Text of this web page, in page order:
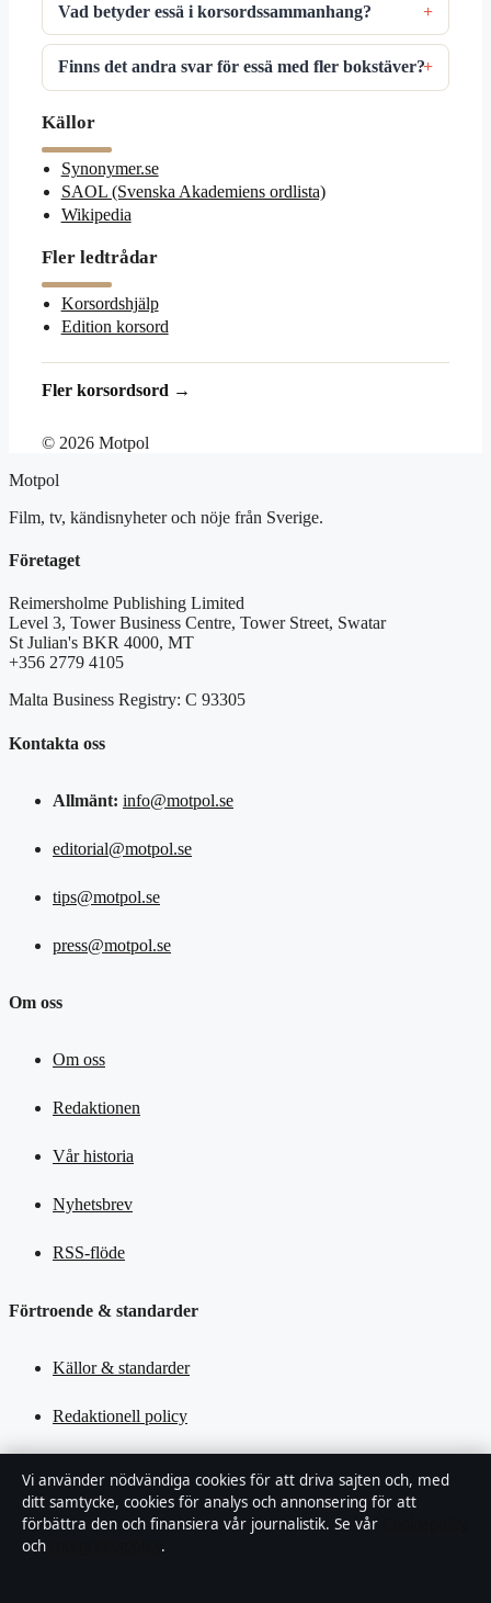
Vad betyder essä i korsordssammanhang?
Finns det andra svar för essä med fler bokstäver?
Källor
Synonymer.se
SAOL (Svenska Akademiens ordlista)
Wikipedia
Fler ledtrådar
Korsordshjälp
Edition korsord
Fler korsordsord →
© 2026 Motpol
Motpol
Film, tv, kändisnyheter och nöje från Sverige.
Företaget
Reimersholme Publishing Limited
Level 3, Tower Business Centre, Tower Street, Swatar
St Julian's BKR 4000, MT
+356 2779 4105
Malta Business Registry: C 93305
Kontakta oss
Allmänt: info@motpol.se
editorial@motpol.se
tips@motpol.se
press@motpol.se
Om oss
Om oss
Redaktionen
Vår historia
Nyhetsbrev
RSS-flöde
Förtroende & standarder
Källor & standarder
Redaktionell policy
Tillgänglighetsredogörelse
Vi använder nödvändiga cookies för att driva sajten och, med
ditt samtycke, cookies för analys och annonsering för att
förbättra den och finansiera vår journalistik. Se vår
och
.